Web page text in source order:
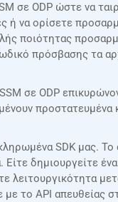
σε ODP ώστε να
ή να ορίσετε
ποιότητας
πρόσβασης τα
σε ODP
προστατευμένα
SDK μας. Το
δημιουργείτε
λειτουργικότητα
με το API